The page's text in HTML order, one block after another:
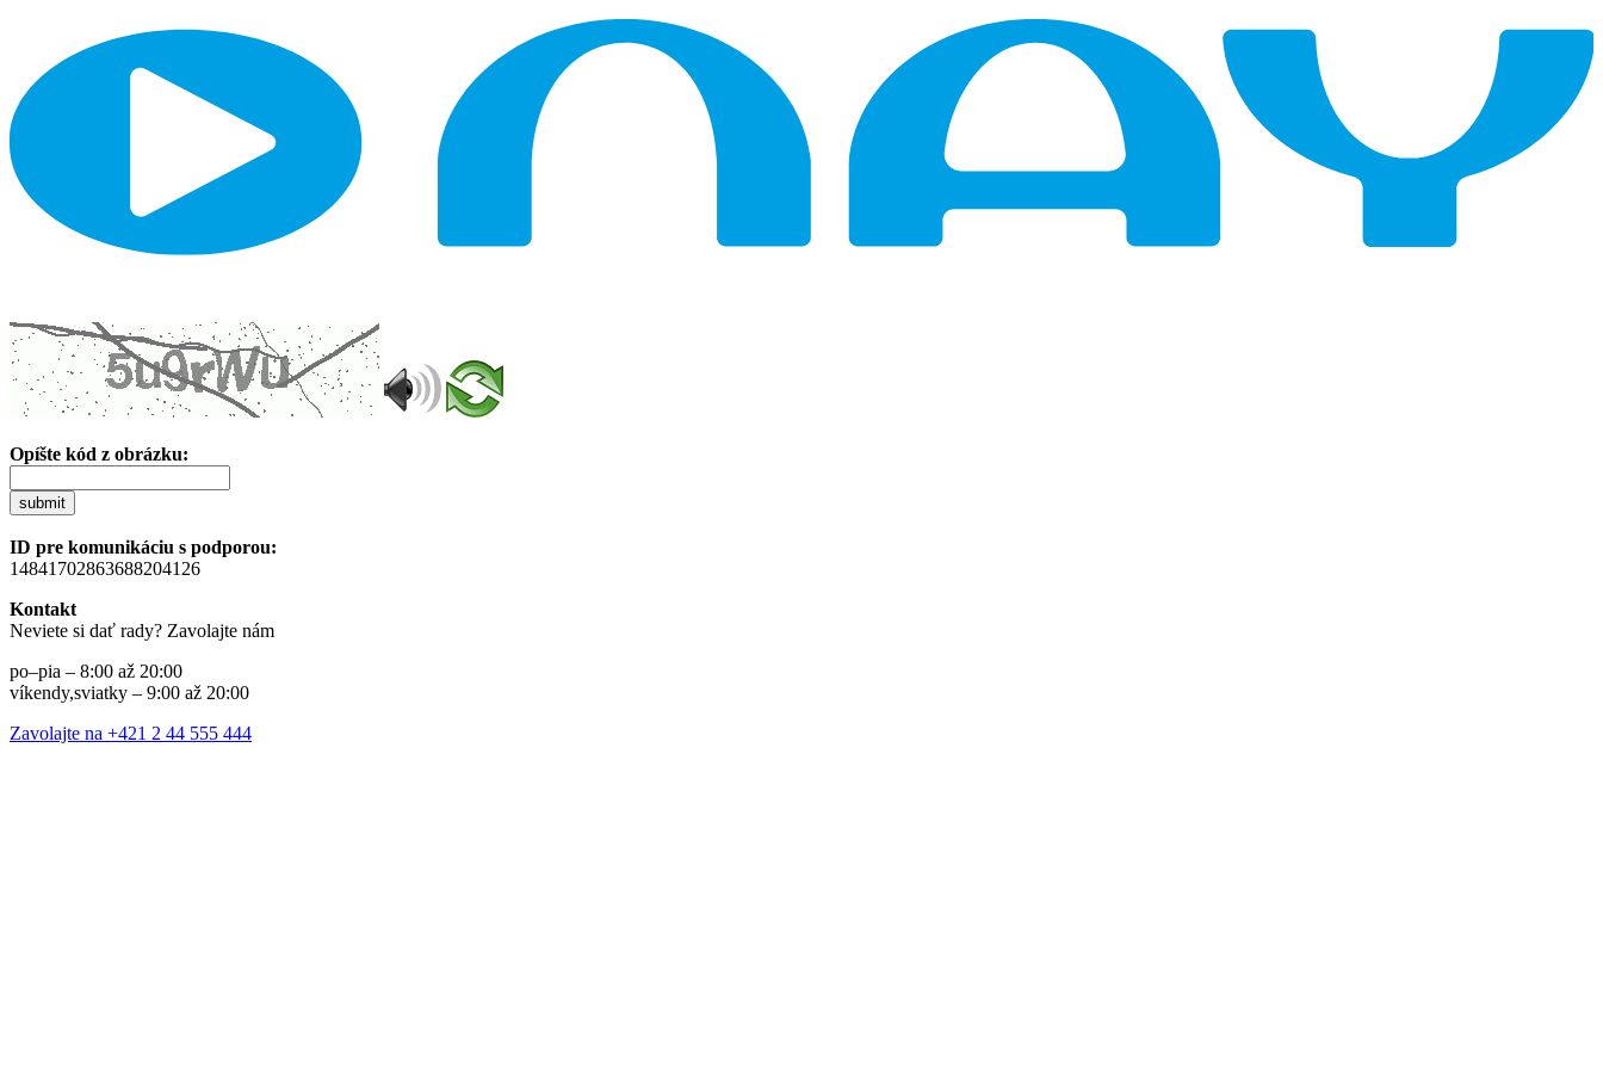
Opíšte kód z obrázku:
submit
ID pre komunikáciu s podporou:
14841702863688204126
Kontakt
Neviete si dať rady? Zavolajte nám
po–pia – 8:00 až 20:00
víkendy,sviatky – 9:00 až 20:00
Zavolajte na +421 2 44 555 444